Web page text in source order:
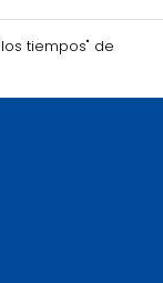
tiempos" de